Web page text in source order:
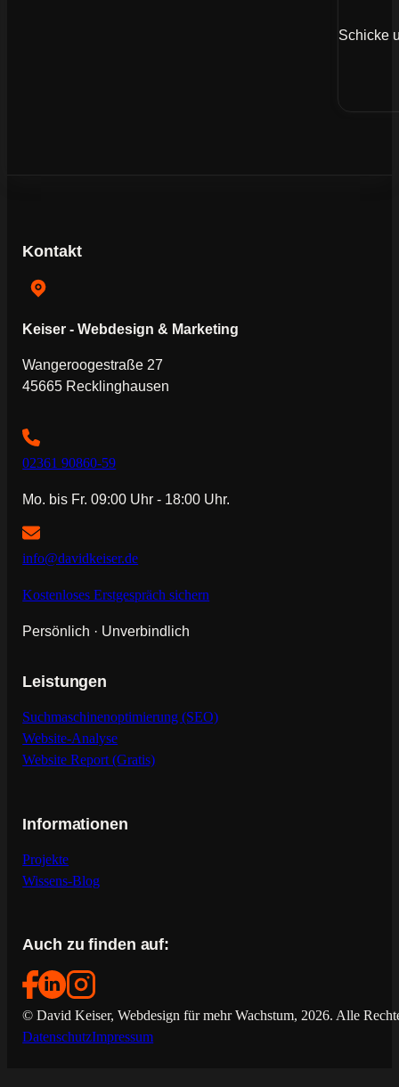
Schicke
Kontakt
Keiser - Webdesign & Marketing
Wangeroogestraße 27
45665 Recklinghausen
02361 90860-59
Mo. bis Fr. 09:00 Uhr - 18:00 Uhr.
info@davidkeiser.de
Kostenloses Erstgespräch sichern
Persönlich · Unverbindlich
Leistungen
Suchmaschinenoptimierung (SEO)
Website-Analyse
Website Report (Gratis)
Informationen
Projekte
Wissens-Blog
Auch zu finden auf:
© David Keiser, Webdesign für mehr Wachstum, 2026. Alle
DatenschutzImpressum